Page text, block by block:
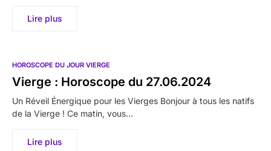
Lire plus
HOROSCOPE DU JOUR VIERGE
Vierge : Horoscope du 27.06.2024
Un Réveil Énergique pour les Vierges Bonjour à tous les natifs
de la Vierge ! Ce matin, vous…
Lire plus